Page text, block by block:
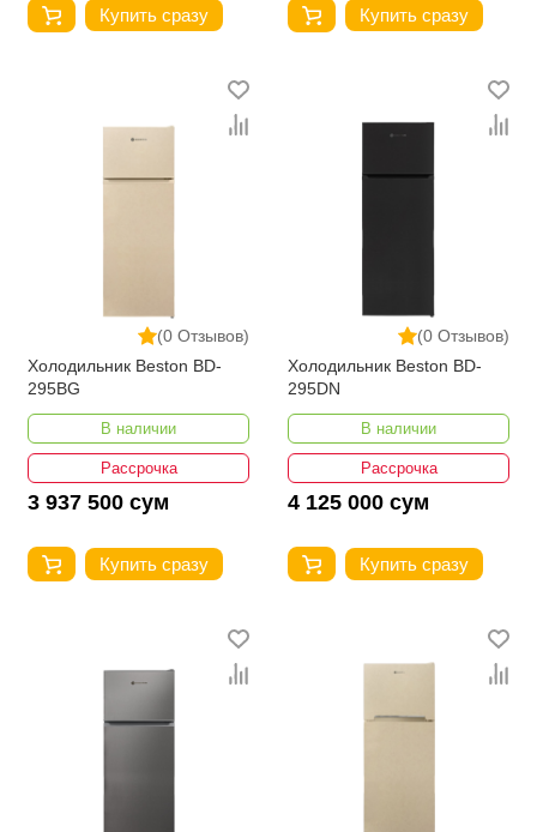
Купить сразу Купить сразу
(0 Отзывов)
Холодильник Beston BD-
295BG
В наличии
Рассрочка
3 937 500 сум
Купить сразу
(0 Отзывов)
Холодильник Beston BD-
295DN
В наличии
Рассрочка
4 125 000 сум
Купить сразу